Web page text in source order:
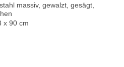
massiv, gewalzt, gesägt,
x 90 cm